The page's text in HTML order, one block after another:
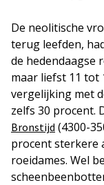
De neolitische
terug leefden,
de hedendaagse
maar liefst 11 tot
vergelijking met
zelfs 30 procent.
Bronstijd (4300-
procent sterkere
roeidames. Wel